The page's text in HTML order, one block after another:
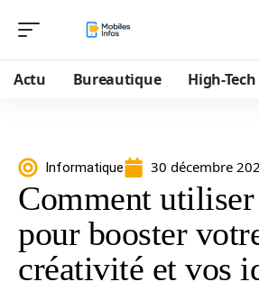
Actu Bureautique High-Tech
Informatique 30 décembre
Comment
pour booster
créativité et vos